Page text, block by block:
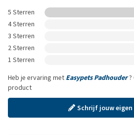
5 Sterren
4 Sterren
3 Sterren
2 Sterren
1 Sterren
Heb je ervaring met Easypets Padhouder
product
Schrijf jouw eigen